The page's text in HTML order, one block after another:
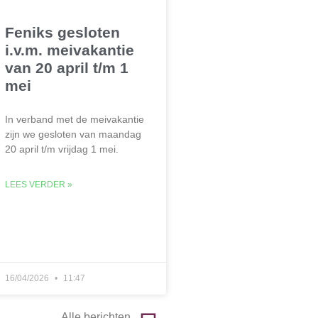
Feniks gesloten
i.v.m. meivakantie
van 20 april t/m 1
mei
In verband met de meivakantie
zijn we gesloten van maandag
20 april t/m vrijdag 1 mei.
LEES VERDER »
16/04/2026 11:47